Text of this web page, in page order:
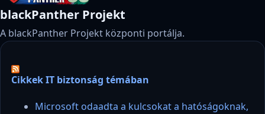
blackPanther Projekt
A blackPanther Projekt központi portálja.
Cikkek IT biztonság témában
Microsoft odaadta a kulcsokat a hatóságoknak,